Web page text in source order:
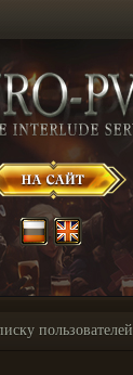
пользователей